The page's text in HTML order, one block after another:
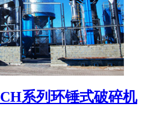
系列环锤式破碎机